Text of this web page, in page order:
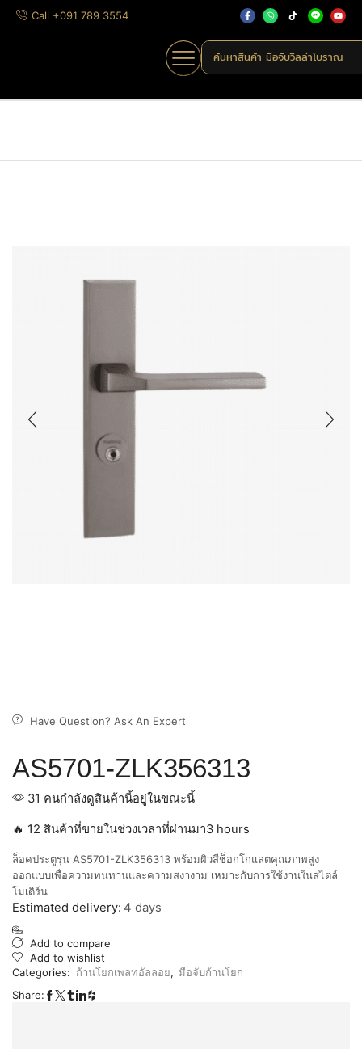
Call +091 789 3554
ค้นหาสินค้า มือจับวิลล่าโบราณ
Have Question? Ask An Expert
AS5701-ZLK356313
31 คนกำลังดูสินค้านี้อยู่ในขณะนี้
🔥 12 สินค้าที่ขายในช่วงเวลาที่ผ่านมา3 hours
ล็อคประตูรุ่น AS5701-ZLK356313 พร้อมผิวสีช็อกโกแลตคุณภาพสูง
ออกแบบเพื่อความทนทานและความสง่างาม เหมาะกับการใช้งานในสไตล์
โมเดิร์น
Estimated delivery: 4 days
Add to compare
Add to wishlist
Categories: ก้านโยกเพลทอัลลอย, มือจับก้านโยก
Share: